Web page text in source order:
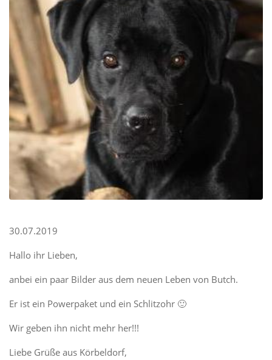
30.07.2019
Hallo ihr Lieben,
anbei ein paar Bilder aus dem neuen Leben von Butch.
Er ist ein Powerpaket und ein Schlitzohr 🙂
Wir geben ihn nicht mehr her!!!
Liebe Grüße aus Körbeldorf,